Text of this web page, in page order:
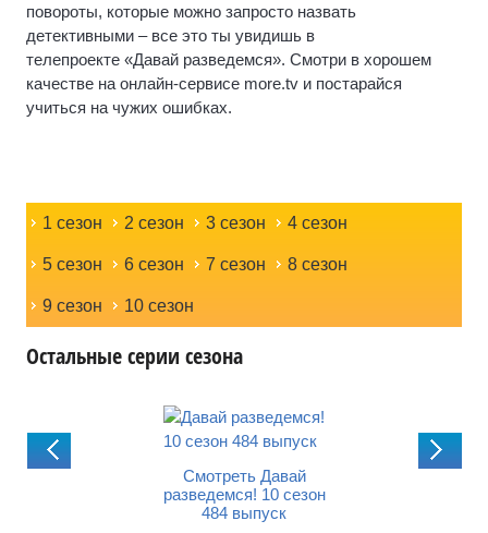
повороты, которые можно запросто назвать
детективными – все это ты увидишь в
телепроекте «Давай разведемся». Смотри в хорошем
качестве на онлайн-сервисе more.tv и постарайся
учиться на чужих ошибках.
1 сезон 2 сезон 3 сезон 4 сезон
5 сезон 6 сезон 7 сезон 8 сезон
9 сезон 10 сезон
Остальные серии сезона
Смотреть Давай
разведемся! 10 сезон
484 выпуск